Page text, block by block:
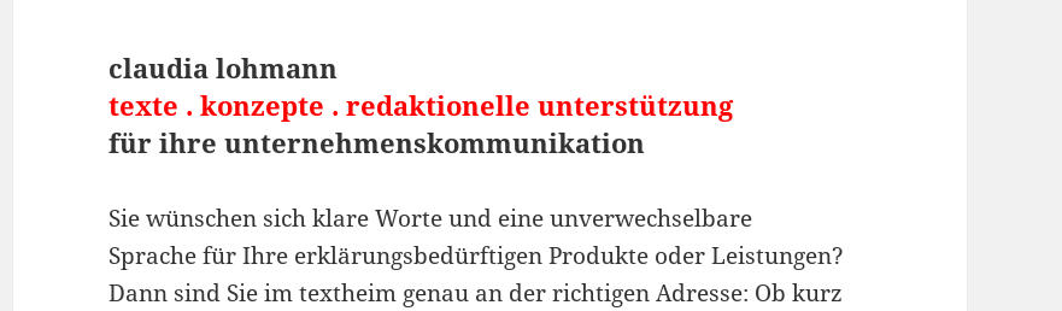
claudia lohmann
texte . konzepte . redaktionelle unterstützung
für ihre unternehmenskommunikation
Sie wünschen sich klare Worte und eine unverwechselbare
Sprache für Ihre erklärungsbedürftigen Produkte oder Leistungen?
Dann sind Sie im textheim genau an der richtigen Adresse: Ob kurz